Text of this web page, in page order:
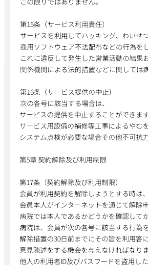
第15条（サービス利用責任）
サービスを利用してハッキング、わいせ
商用ソフトウェア不法配布などの行為を
これに違反して発生した営業活動の結果
関係機関による法的措置などに関しては
第16条（サービス提供の中止）
次の各号に該当する場合は、
サービスの提供を中止することができます
サービス用設備の補修等工事によるやむ
システム点検が必要な場合その他不可抗
第5章 契約解除及び利用制限
第17条（契約解除及び利用制限）
会員が利用契約を解除しようとする時は、
会員本人がインターネットを通じて解除
病院では本人であるかどうかを確認して
病院は、会員が次の各号に該当する行為
解除措置の30日前までにその旨を利用客
意見陳述をする機会を与えなければなりま
他人の利用者ID及びパスワードを盗用し